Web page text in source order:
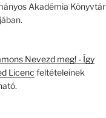
Akadémia Könyvtár
Nevezd meg! - Így
Licenc feltételeinek